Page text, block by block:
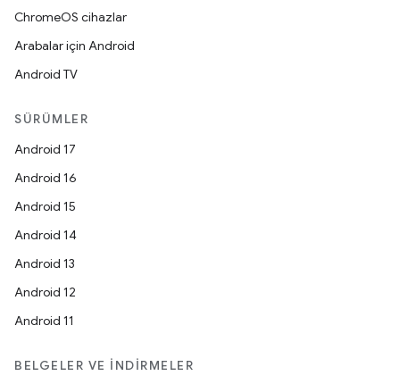
ChromeOS cihazlar
Arabalar için Android
Android TV
SÜRÜMLER
Android 17
Android 16
Android 15
Android 14
Android 13
Android 12
Android 11
BELGELER VE İNDIRMELER